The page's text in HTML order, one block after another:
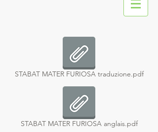
STABAT MATER FURIOSA traduzione.pdf
STABAT MATER FURIOSA anglais.pdf